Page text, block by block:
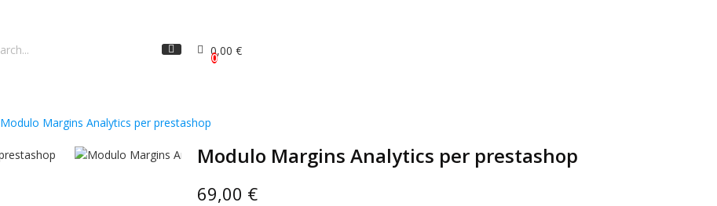
0,00 €
0
Modulo Margins Analytics per prestashop
Modulo Margins Analytics per prestashop
69,00 €